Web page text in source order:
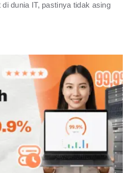
dunia IT, pastinya tidak asing